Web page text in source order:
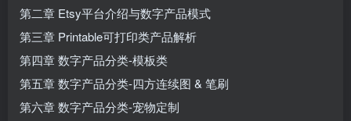
第二章 Etsy平台介绍与数字产品模式
第三章 Printable可打印类产品解析
第四章 数字产品分类-模板类
第五章 数字产品分类-四方连续图 & 笔刷
第六章 数字产品分类-宠物定制